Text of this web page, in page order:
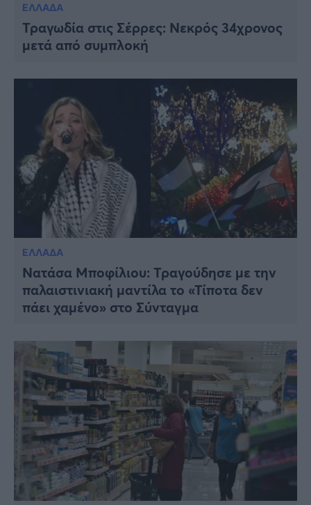
ΕΛΛΑΔΑ
Τραγωδία στις Σέρρες: Νεκρός 34χρονος
μετά από συμπλοκή
ΕΛΛΑΔΑ
Νατάσα Μποφίλιου: Τραγούδησε με την
παλαιστινιακή μαντίλα το «Τίποτα δεν
πάει χαμένο» στο Σύνταγμα